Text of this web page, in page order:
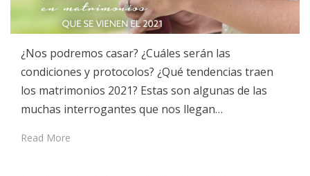
¿Nos podremos casar? ¿Cuáles serán las
condiciones y protocolos? ¿Qué tendencias traen
los matrimonios 2021? Estas son algunas de las
muchas interrogantes que nos llegan…
Read More